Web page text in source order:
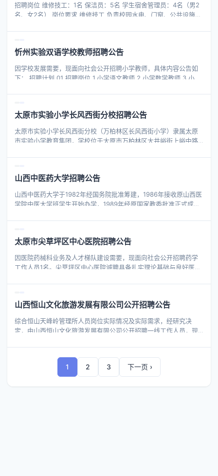
矿，后由保利能源控股有限公司控股，2009年资源整合列为单独保
招聘岗位 维修技工：1名 保洁员：5名 学生宿舍管理员：4名（男2
名、女2名） 岗位要求 维修技工 负责校园水电、门窗、公共设施日
证优先，服从值班安排，身体健康，责任心强。 保洁员 负责校园公
排，有相关工作经验优先。 宿舍管理员 负责宿舍楼门禁、查寝、安
沟通，品行端正，无违法记录，有宿管经验优先。 薪资待遇 面议。
总务处 咨询电话：13835522223
忻州实验双语学校教师招聘公告
因学校发展需要，现面向社会公开招聘小学教师，具体内容公告如
下： 招聘计划 01 招聘岗位 1.小学语文教师 2.小学数学教师 3.小学
下,有三年及以上教学经验； 3.所学专业与应聘岗位相符，持有相关
事业； 5.省市级及以上特级教师、学科带头人、骨干教师等特殊人
才或经验特别丰富的优秀教师，年龄、学历条件可适当放宽，待遇
从优。 03 薪资福利 1.工资标准：年薪6-14万，按职级每年增加；
太原市实验小学长风西街分校招聘公告
太原市实验小学长风西街分校（万柏林区长风西街小学）隶属太原
市实验小学教育集团，学校位于太原市万柏林区大井峪街上峪中路
社会招聘跟岗教师。 一、招聘岗位 科目： 语文、数学 二、招聘要
党的路线、方针、政策，品行端正，遵纪守法，热爱教育工作，有
强烈的事业心和责任感，为人师表，身心健康，服从学校安排，能
高质量胜任教学工作。 （二）全日制普通院校本科及以上学历（第
山西中医药大学招聘公告
山西中医药大学于1982年经国务院批准筹建，1986年接收原山西医
学院中医大学班学生开始办学，1989年经原国家教委批准正式成
学院更名为山西中医药大学，2024年获批博士学位授予单位。学校
医生（中医）教育培养计划改革试点高校、推荐优秀应届本科毕业
府奖学金生委托培养高校、山西省深化创新创业教育改革示范高
太原市尖草坪区中心医院招聘公告
因医院药械科业务及人才梯队建设需要，现面向社会公开招聘药学
工作人员1名。尖草坪区中心医院诚聘具备扎实理论基础与良好医德
数 岗位名称：药械科药学工作人员 招聘人数：1名 任职资格 （一）
医疗卫生事业。 2.遵纪守法，具有良好的职业道德和严谨的工作态
术水平，以及较强的团队协作精神。 4.身体健康，能胜任药械科一
山西恒山文化旅游发展有限公司公开招聘公告
综合恒山天峰岭管理所人员岗位实际情况及实际需求，经研究决
定，由山西恒山文化旅游发展有限公司公开招聘一线工作人员，现
则； （二）坚持公开、平等、竞争、择优的原则； （三）坚持市场
配置人才，合同契约化管理原则； 二、招聘数量及对象 （一）招聘
数量：本次计划招聘一线工作人员15名。 （六）年龄在35周岁以
下； （七）能熟练操作电脑并掌握日常办公软件的； （八）具有下
列情形之一的，不得报考： 1.现役军人和在读专科生、本科生、研
1 2 3 下一页 ›